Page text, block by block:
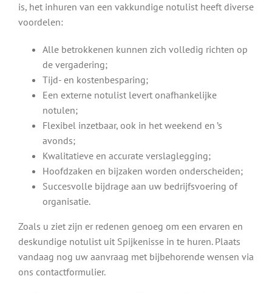
is, het inhuren van een vakkundige notulist heeft diverse
voordelen:
Alle betrokkenen kunnen zich volledig richten op
de vergadering;
Tijd- en kostenbesparing;
Een externe notulist levert onafhankelijke
notulen;
Flexibel inzetbaar, ook in het weekend en ’s
avonds;
Kwalitatieve en accurate verslaglegging;
Hoofdzaken en bijzaken worden onderscheiden;
Succesvolle bijdrage aan uw bedrijfsvoering of
organisatie.
Zoals u ziet zijn er redenen genoeg om een ervaren en
deskundige notulist uit Spijkenisse in te huren. Plaats
vandaag nog uw aanvraag met bijbehorende wensen via
ons contactformulier.